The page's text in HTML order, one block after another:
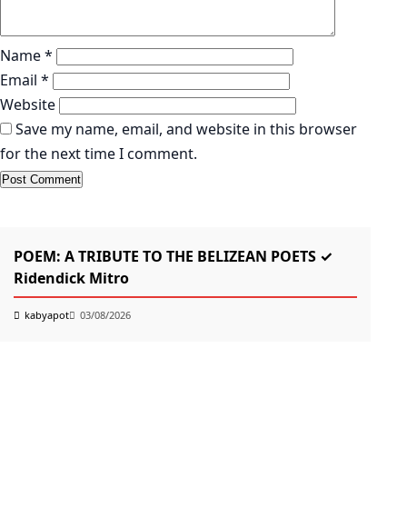
Name*
Email *
Website
Save my name, email, and website in this browser
for the next time I comment.
POEM: A TRIBUTE TO THE BELIZEAN POETS ✓
Ridendick Mitro
kabyapot 03/08/2026